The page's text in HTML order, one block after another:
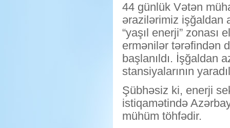
44 günlük Vətən
ərazilərimiz işğaldan
“yaşıl enerji”
ermənilər tərəfindən
başlanıldı. İşğaldan
stansiyalarının
Şübhəsiz ki, enerji
istiqamətində
mühüm töhfədir.